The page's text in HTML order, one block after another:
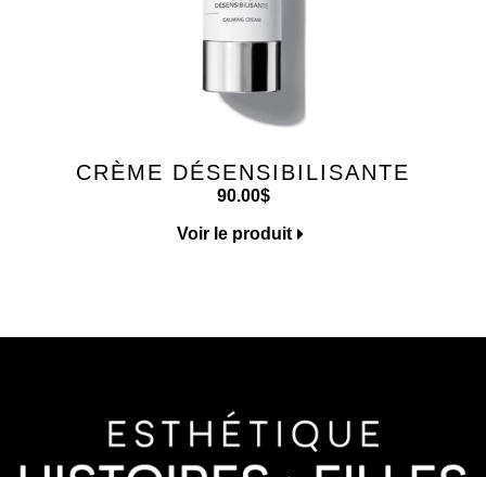
CRÈME DÉSENSIBILISANTE
90.00$
Voir le produit